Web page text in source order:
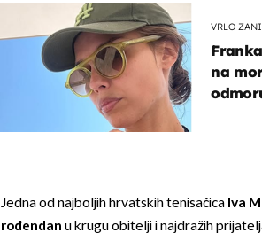
VRLO
na
Jedna od najboljih hrvatskih tenisačica Iva
rođendan u krugu obitelji i najdražih